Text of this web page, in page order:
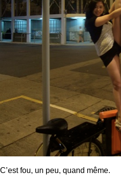
C’est fou, un peu, quand même.